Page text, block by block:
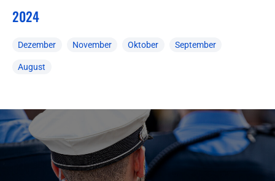
2024
Dezember November Oktober September
August